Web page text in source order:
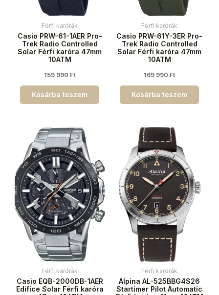
Férfi karórák
Casio PRW-61-1AER Pro-
Trek Radio Controlled
Solar Férfi karóra 47mm
10ATM
159 990 Ft
Kosárba teszem
Férfi karórák
Casio PRW-61Y-3ER Pro-
Trek Radio Controlled
Solar Férfi karóra 47mm
10ATM
169 990 Ft
Kosárba teszem
Férfi karórák
Casio EQB-2000DB-1AER
Edifice Solar Férfi karóra
Férfi karórák
Alpina AL-525BBG4S26
Startimer Pilot Automatic